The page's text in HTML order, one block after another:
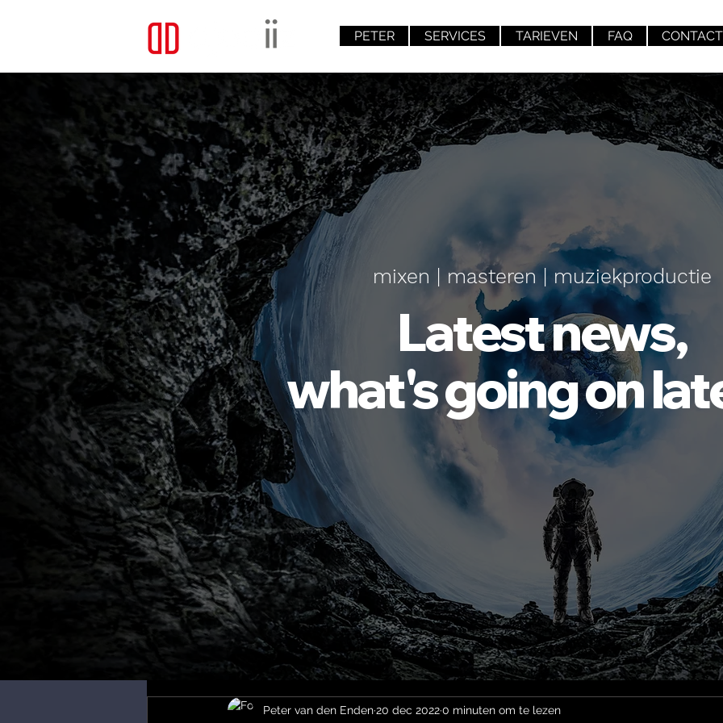
PETER SERVICES TARIEVEN FAQ CONTACT
mixen | masteren | muziekproductie
Latest news,
what's going on
Peter van den Enden20 dec 20220 minuten om te lezen